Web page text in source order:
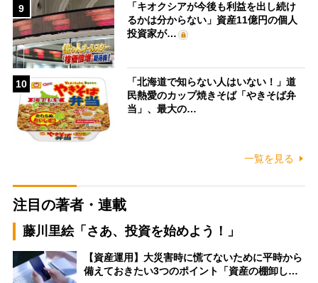
9
「キオクシアが今後も利益を出し続け
るかは分からない」資産11億円の個人
投資家が…
10
「北海道で知らない人はいない！」道
民熱愛のカップ焼きそば「やきそば弁
当」、最大の…
一覧を見る
注目の著者・連載
藤川里絵「さあ、投資を始めよう！」
【資産運用】大災害時に慌てないために平時から
備えておきたい3つのポイント「資産の棚卸し…